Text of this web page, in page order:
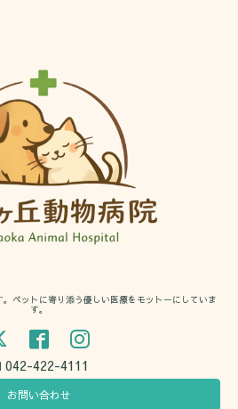
ペットに寄り添う優しい医療をモットーにしていま
す。
042-422-4111
お問い合わせ